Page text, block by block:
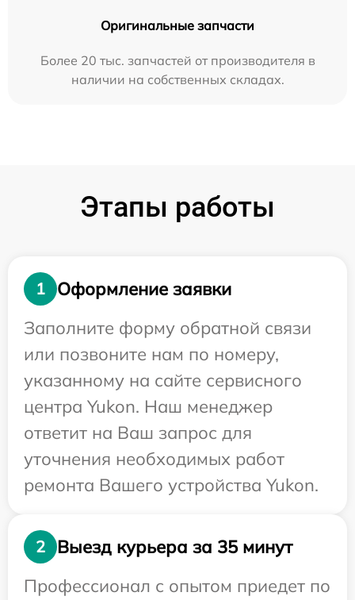
Оригинальные запчасти
Более 20 тыс. запчастей от производителя в
наличии на собственных складах.
Этапы работы
1
Оформление заявки
Заполните форму обратной связи
или позвоните нам по номеру,
указанному на сайте сервисного
центра Yukon. Наш менеджер
ответит на Ваш запрос для
уточнения необходимых работ
ремонта Вашего устройства Yukon.
2
Выезд курьера за 35 минут
Профессионал с опытом приедет по